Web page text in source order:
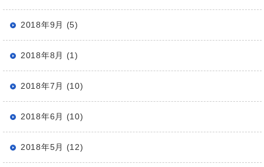
2018年9月 (5)
2018年8月 (1)
2018年7月 (10)
2018年6月 (10)
2018年5月 (12)